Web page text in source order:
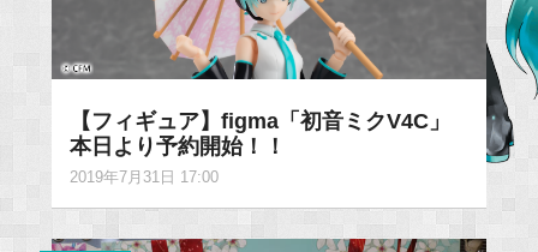
【フィギュア】figma「初音ミクV4C」
本日より予約開始！！
2019年7月31日 17:00